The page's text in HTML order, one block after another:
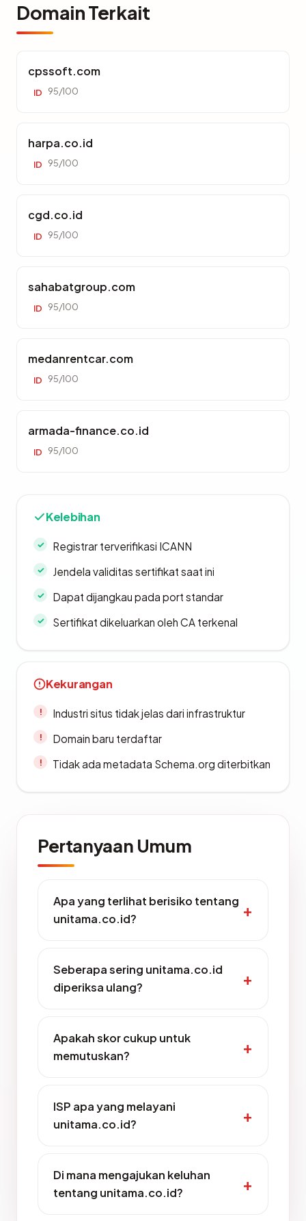
Domain Terkait
cpssoft.com
ID 95/100
harpa.co.id
ID 95/100
cgd.co.id
ID 95/100
sahabatgroup.com
ID 95/100
medanrentcar.com
ID 95/100
armada-finance.co.id
ID 95/100
Kelebihan
Registrar terverifikasi ICANN
Jendela validitas sertifikat saat ini
Dapat dijangkau pada port standar
Sertifikat dikeluarkan oleh CA terkenal
Kekurangan
Industri situs tidak jelas dari infrastruktur
Domain baru terdaftar
Tidak ada metadata Schema.org diterbitkan
Pertanyaan Umum
Apa yang terlihat berisiko tentang
unitama.co.id?
Seberapa sering unitama.co.id
diperiksa ulang?
Apakah skor cukup untuk
memutuskan?
ISP apa yang melayani
unitama.co.id?
Di mana mengajukan keluhan
tentang unitama.co.id?